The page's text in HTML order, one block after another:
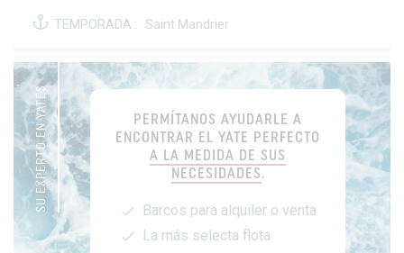
TEMPORADA : Saint Mandrier
SU EXPERTO EN YATES
PERMÍTANOS AYUDARLE A
ENCONTRAR EL YATE PERFECTO
A LA MEDIDA DE SUS
NECESIDADES.
Barcos para alquiler o venta
La más selecta flota